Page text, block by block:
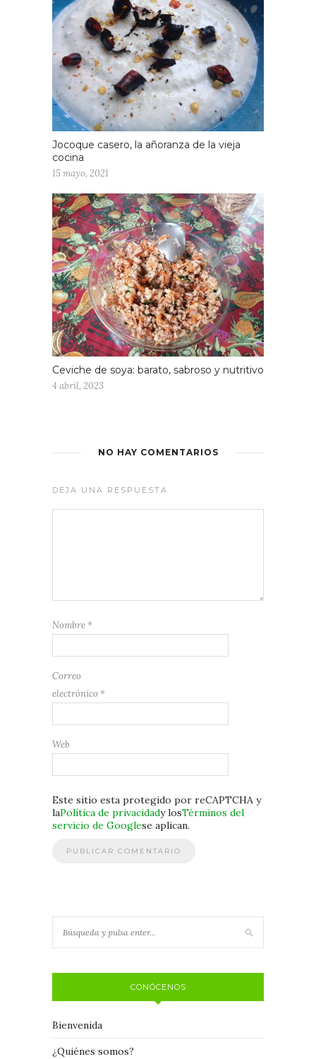
Jocoque casero, la añoranza de la vieja
cocina
15 mayo, 2021
Ceviche de soya: barato, sabroso y nutritivo
4 abril, 2023
NO HAY COMENTARIOS
DEJA UNA RESPUESTA
Nombre *
Correo
electrónico *
Web
Este sitio esta protegido por reCAPTCHA y
laPolítica de privacidady losTérminos del
servicio de Googlese aplican.
CONÓCENOS
Bienvenida
¿Quiénes somos?